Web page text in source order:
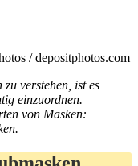
/ depositphotos.com
verstehen, ist es
einzuordnen.
von Masken: